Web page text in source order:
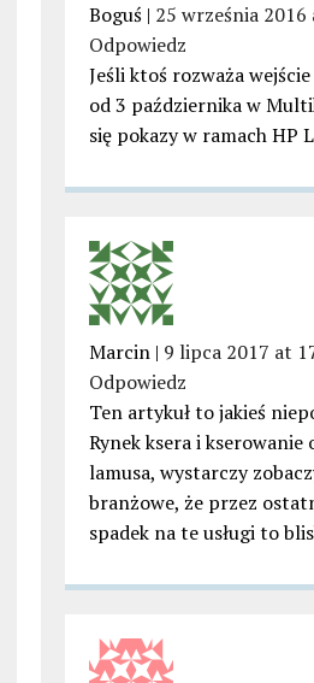
Boguś | 25 września 2016
Odpowiedz
Jeśli ktoś rozważa
od 3 października w
się pokazy w ramach HP
Marcin | 9 lipca 2017 at
Odpowiedz
Ten artykuł to jakieś
Rynek ksera i kserowanie
lamusa, wystarczy
branżowe, że przez
spadek na te usługi to